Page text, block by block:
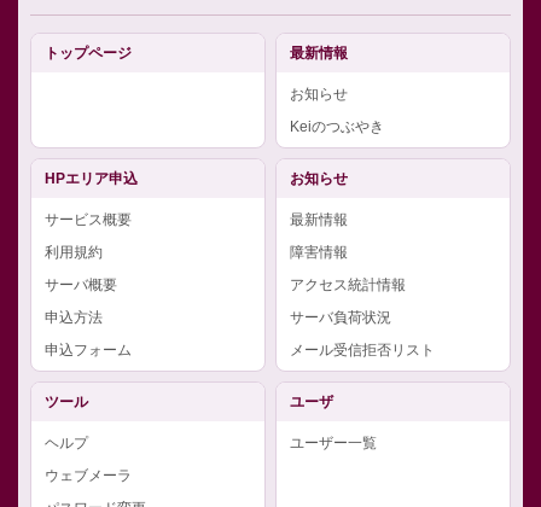
トップページ 最新情報
お知らせ
Keiのつぶやき
HPエリア申込
サービス概要
利用規約
サーバ概要
申込方法
申込フォーム
お知らせ
最新情報
障害情報
アクセス統計情報
サーバ負荷状況
メール受信拒否リスト
ツール
ヘルプ
ウェブメーラ
ユーザ
ユーザー一覧